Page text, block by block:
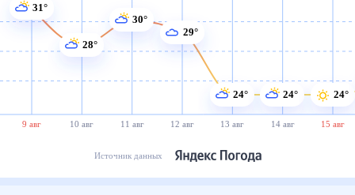
9 авг 10 авг 11 авг 12 авг 13 авг 14 авг 15 авг
31°
28°
30°
29°
24° 24° 24°
Источник данных